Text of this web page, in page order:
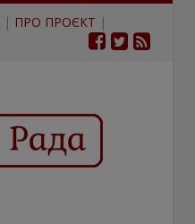
| ПРО ПРОЄКТ |